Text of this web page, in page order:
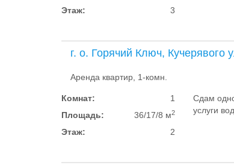
Этаж: 3
г. о. Горячий Ключ, Кучерявого
Аренда квартир, 1-комн.
Комнат:
1
Площадь:
36/17/8 м2
Этаж: 2
Сдам
услуги